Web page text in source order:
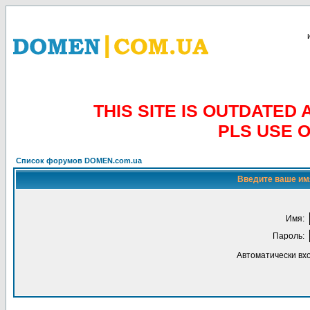
THIS SITE IS OUTDATED
PLS USE
Список форумов DOMEN.com.ua
Введите ваше
Имя:
Пароль:
Автоматически